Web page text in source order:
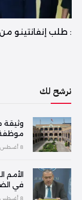
: طلب إنفانتينو
نرشح لك
وثيقة
موظفة
8 أغسطس, 2026
الأمم
في